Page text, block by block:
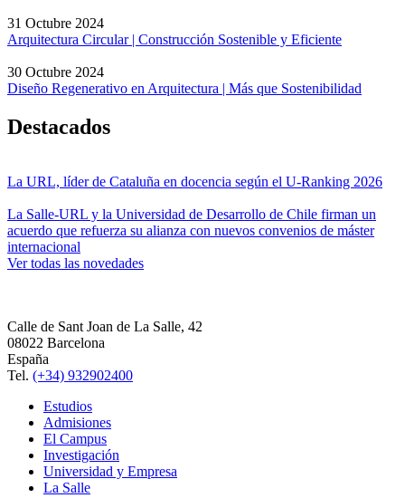
31 Octubre 2024
Arquitectura Circular | Construcción Sostenible y Eficiente
30 Octubre 2024
Diseño Regenerativo en Arquitectura | Más que Sostenibilidad
Destacados
La URL, líder de Cataluña en docencia según el U-Ranking 2026
La Salle-URL y la Universidad de Desarrollo de Chile firman un
acuerdo que refuerza su alianza con nuevos convenios de máster
internacional
Ver todas las novedades
Calle de Sant Joan de La Salle, 42
08022 Barcelona
España
Tel. (+34) 932902400
Estudios
Admisiones
El Campus
Investigación
Universidad y Empresa
La Salle